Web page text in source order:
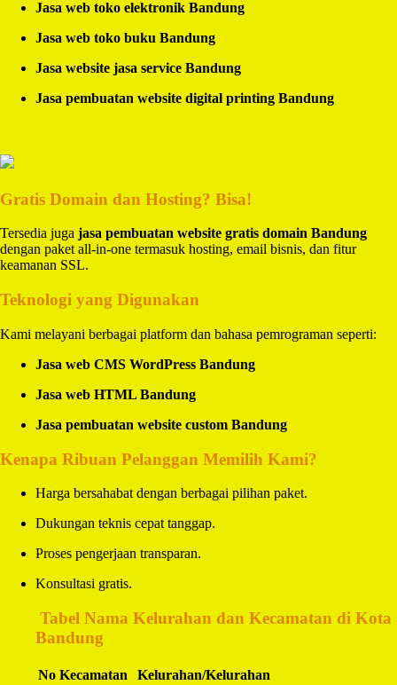
Jasa web toko elektronik Bandung
Jasa web toko buku Bandung
Jasa website jasa service Bandung
Jasa pembuatan website digital printing Bandung
Gratis Domain dan Hosting? Bisa!
Tersedia juga jasa pembuatan website gratis domain Bandung
dengan paket all-in-one termasuk hosting, email bisnis, dan fitur
keamanan SSL.
Teknologi yang Digunakan
Kami melayani berbagai platform dan bahasa pemrograman seperti:
Jasa web CMS WordPress Bandung
Jasa web HTML Bandung
Jasa pembuatan website custom Bandung
Kenapa Ribuan Pelanggan Memilih Kami?
Harga bersahabat dengan berbagai pilihan paket.
Dukungan teknis cepat tanggap.
Proses pengerjaan transparan.
Konsultasi gratis.
Tabel Nama Kelurahan dan Kecamatan di Kota
Bandung
No Kecamatan
Kelurahan/Kelurahan